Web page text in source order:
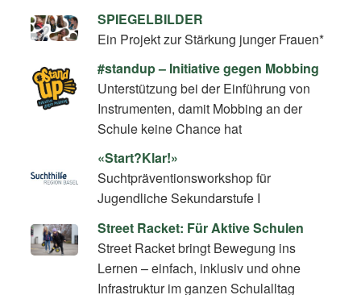
SPIEGELBILDER
Ein Projekt zur Stärkung junger Frauen*
#standup – Initiative gegen Mobbing
Unterstützung bei der Einführung von
Instrumenten, damit Mobbing an der
Schule keine Chance hat
«Start?Klar!»
Suchtpräventionsworkshop für
Jugendliche Sekundarstufe I
Street Racket: Für Aktive Schulen
Street Racket bringt Bewegung ins
Lernen – einfach, inklusiv und ohne
Infrastruktur im ganzen Schulalltag